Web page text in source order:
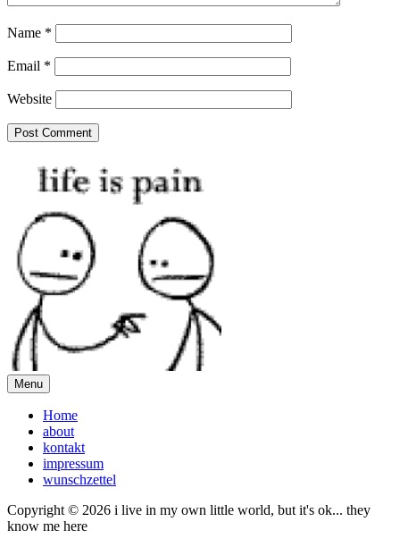
Name *
Email *
Website
Menu
Home
about
kontakt
impressum
wunschzettel
Copyright © 2026 i live in my own little world, but it's ok... they
know me here